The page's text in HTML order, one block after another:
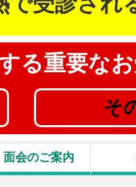
る重要な
そ
面会のご案内